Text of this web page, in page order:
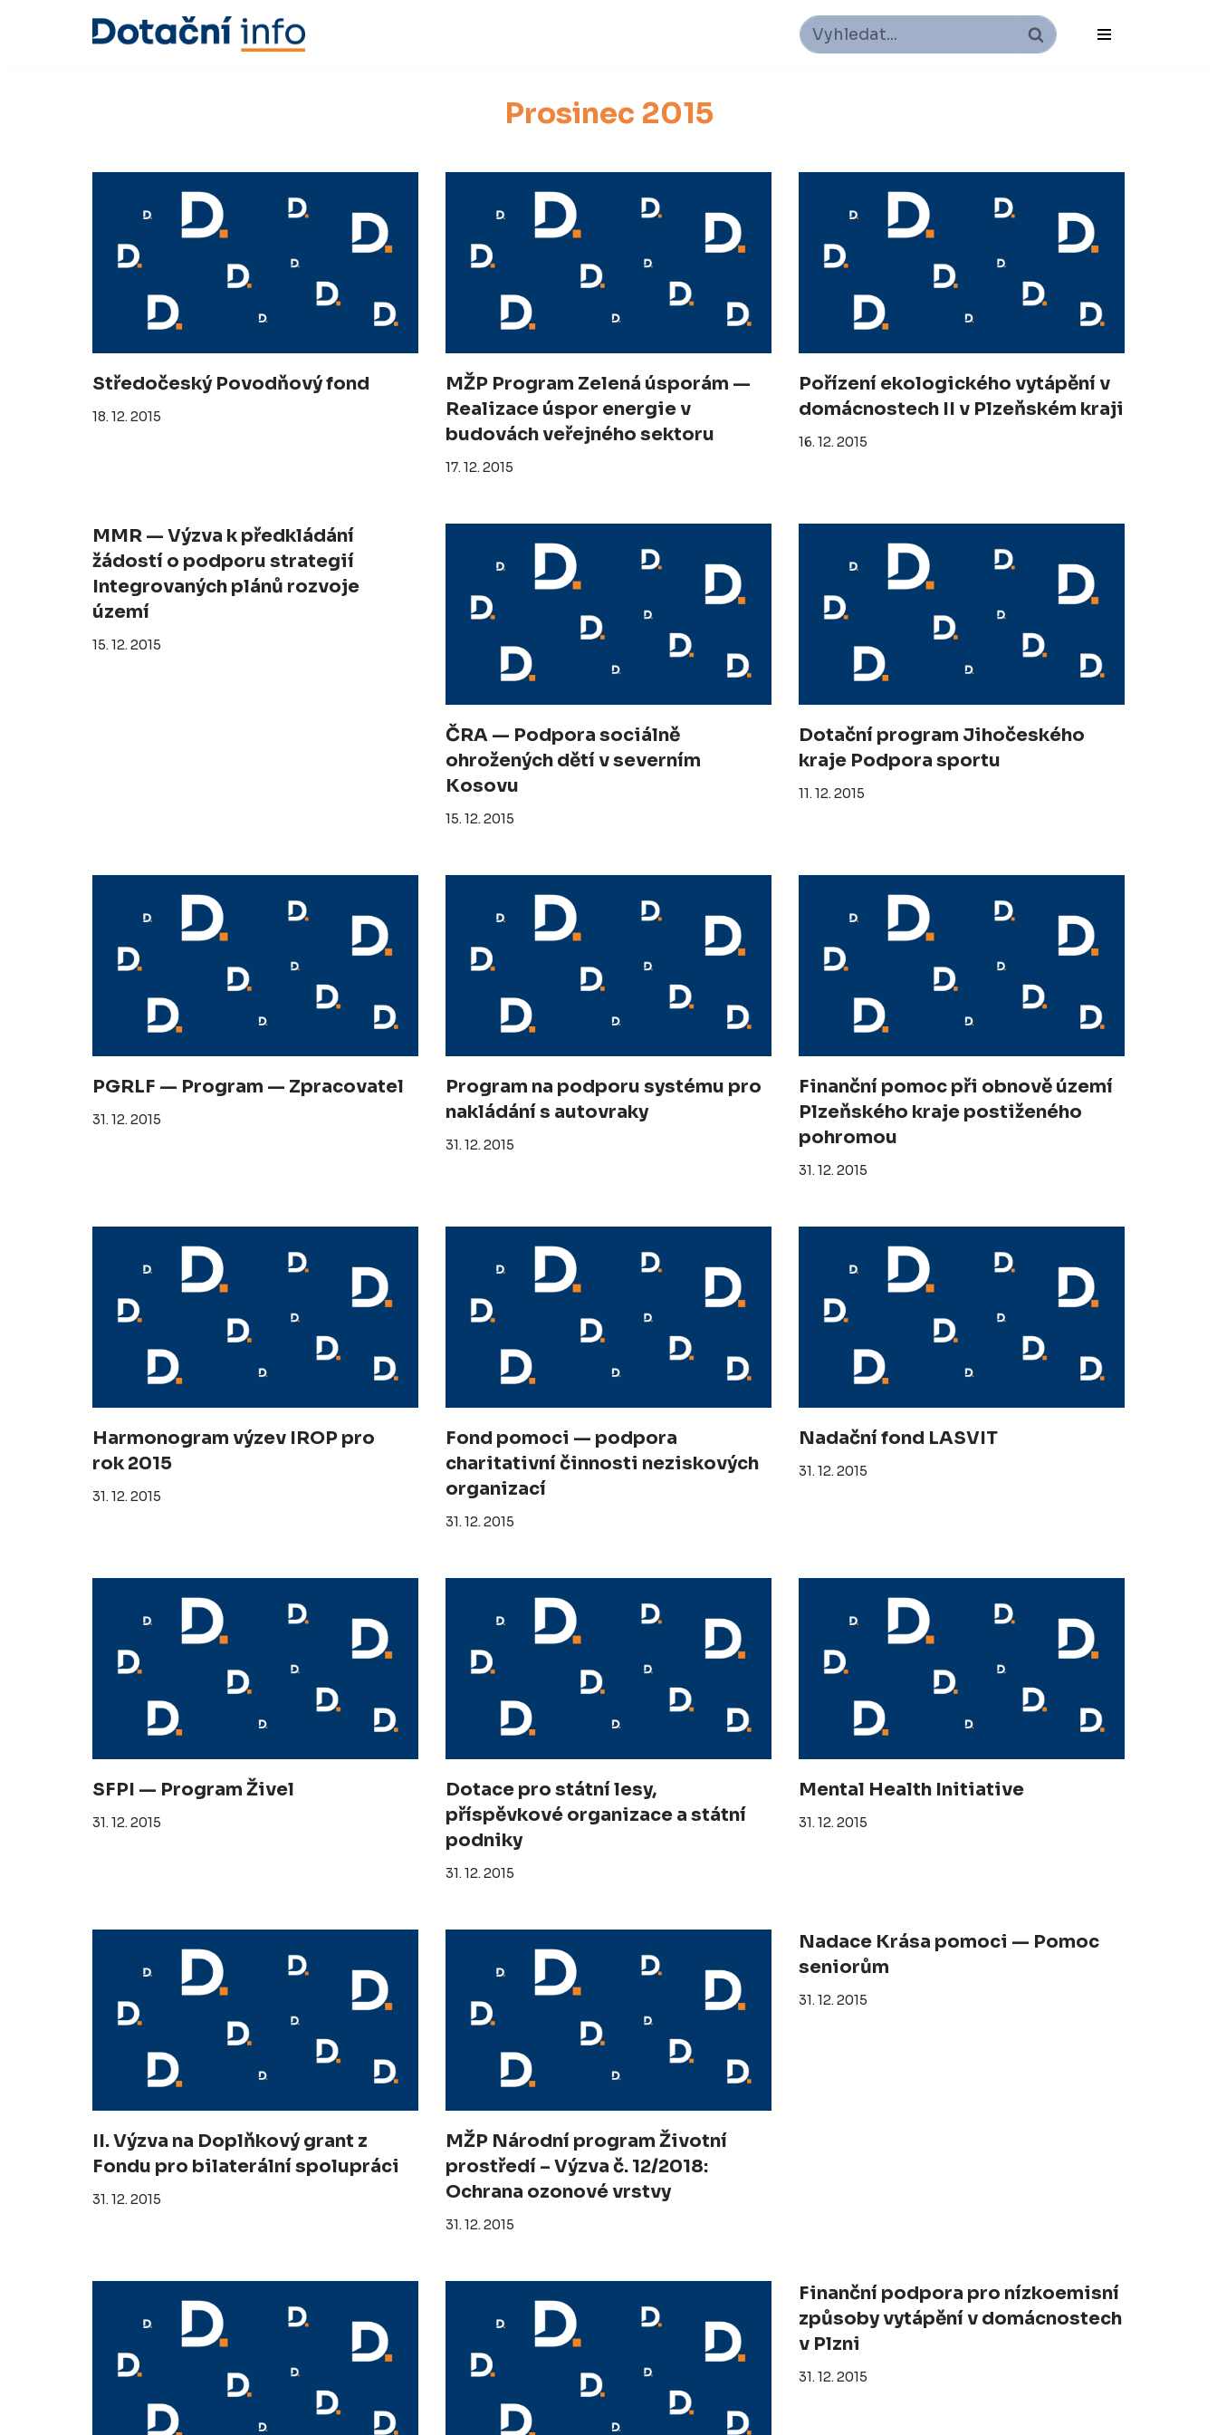
Prosinec 2015
Středočeský Povodňový fond
18. 12. 2015
MŽP Program Zelená úsporám —
Realizace úspor energie v
budovách veřejného sektoru
17. 12. 2015
Pořízení ekologického vytápění v
domácnostech II v Plzeňském kraji
16. 12. 2015
MMR — Výzva k předkládání
žádostí o podporu strategií
Integrovaných plánů rozvoje
území
15. 12. 2015
ČRA — Podpora sociálně
ohrožených dětí v severním
Kosovu
15. 12. 2015
Dotační program Jihočeského
kraje Podpora sportu
11. 12. 2015
PGRLF — Program — Zpracovatel
31. 12. 2015
Program na podporu systému pro
nakládání s autovraky
31. 12. 2015
Finanční pomoc při obnově území
Plzeňského kraje postiženého
pohromou
31. 12. 2015
Harmonogram výzev IROP pro
rok 2015
31. 12. 2015
Fond pomoci — podpora
charitativní činnosti neziskových
organizací
31. 12. 2015
Nadační fond LASVIT
31. 12. 2015
SFPI — Program Živel
31. 12. 2015
Dotace pro státní lesy,
příspěvkové organizace a státní
podniky
31. 12. 2015
Mental Health Initiative
31. 12. 2015
II. Výzva na Doplňkový grant z
Fondu pro bilaterální spolupráci
31. 12. 2015
MŽP Národní program Životní
prostředí – Výzva č. 12/2018:
Ochrana ozonové vrstvy
31. 12. 2015
Nadace Krása pomoci — Pomoc
seniorům
31. 12. 2015
Finanční podpora pro nízkoemisní
způsoby vytápění v domácnostech
v Plzni
31. 12. 2015